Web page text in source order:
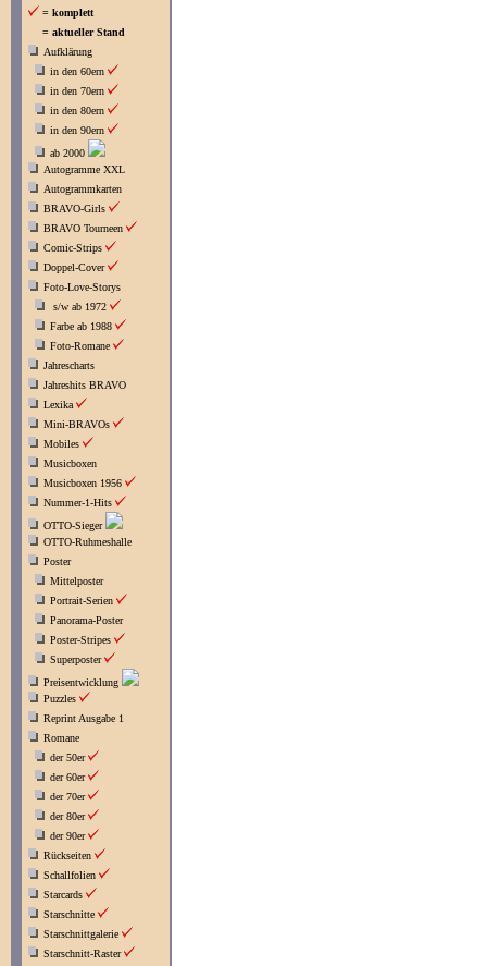
= komplett
= aktueller Stand
Aufklärung
in den 60ern
in den 70ern
in den 80ern
in den 90ern
ab 2000
Autogramme XXL
Autogrammkarten
BRAVO-Girls
BRAVO Tourneen
Comic-Strips
Doppel-Cover
Foto-Love-Storys
s/w ab 1972
Farbe ab 1988
Foto-Romane
Jahrescharts
Jahreshits BRAVO
Lexika
Mini-BRAVOs
Mobiles
Musicboxen
Musicboxen 1956
Nummer-1-Hits
OTTO-Sieger
OTTO-Ruhmeshalle
Poster
Mittelposter
Portrait-Serien
Panorama-Poster
Poster-Stripes
Superposter
Preisentwicklung
Puzzles
Reprint Ausgabe 1
Romane
der 50er
der 60er
der 70er
der 80er
der 90er
Rückseiten
Schallfolien
Starcards
Starschnitte
Starschnittgalerie
Starschnitt-Raster